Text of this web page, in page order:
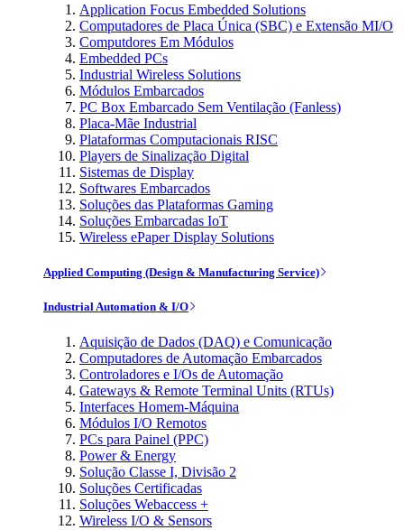
Application Focus Embedded Solutions
Computadores de Placa Única (SBC) e Extensão MI/O
Computdores Em Módulos
Embedded PCs
Industrial Wireless Solutions
Módulos Embarcados
PC Box Embarcado Sem Ventilação (Fanless)
Placa-Mãe Industrial
Plataformas Computacionais RISC
Players de Sinalização Digital
Sistemas de Display
Softwares Embarcados
Soluções das Plataformas Gaming
Soluções Embarcadas IoT
Wireless ePaper Display Solutions
Applied Computing (Design & Manufacturing Service)
Industrial Automation & I/O
Aquisição de Dados (DAQ) e Comunicação
Computadores de Automação Embarcados
Controladores e I/Os de Automação
Gateways & Remote Terminal Units (RTUs)
Interfaces Homem-Máquina
Módulos I/O Remotos
PCs para Painel (PPC)
Power & Energy
Solução Classe I, Divisão 2
Soluções Certificadas
Soluções Webaccess +
Wireless I/O & Sensors